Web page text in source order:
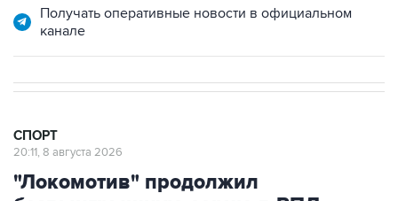
Получать оперативные новости в официальном
канале
СПОРТ
20:11, 8 августа 2026
"Локомотив" продолжил